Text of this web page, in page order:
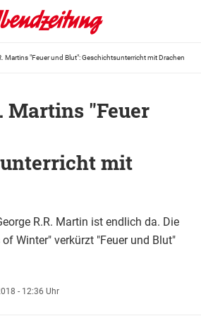
Martins "Feuer und Blut": Geschichtsunterricht mit Drachen
Martins "Feuer
mit
R.R. Martin ist endlich da. Die
Winter" verkürzt "Feuer und Blut"
- 12:36 Uhr